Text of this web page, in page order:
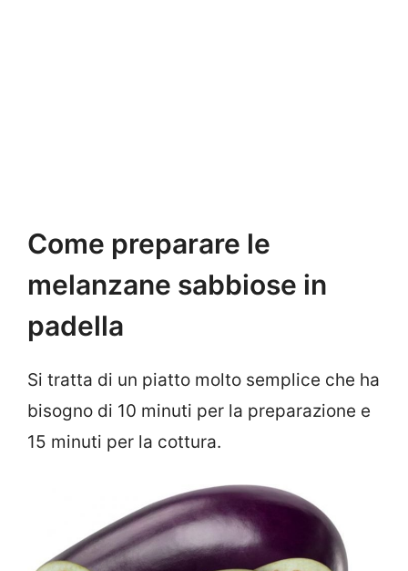
Come preparare le
melanzane sabbiose in
padella
Si tratta di un piatto molto semplice che ha
bisogno di 10 minuti per la preparazione e
15 minuti per la cottura.